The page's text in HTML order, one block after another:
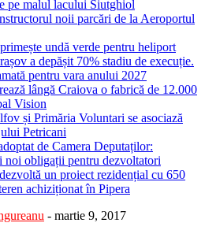
pe malul lacului Siutghiol
noii parcări de la Aeroportul
undă verde pentru heliport
a depășit 70% stadiu de execuție.
pentru vara anului 2027
lângă Craiova o fabrică de 12.000
Vision
și Primăria Voluntari se asociază
Petricani
de Camera Deputaților:
noi obligații pentru dezvoltatori
un proiect rezidențial cu 650
achiziționat în Pipera
- martie 9, 2017